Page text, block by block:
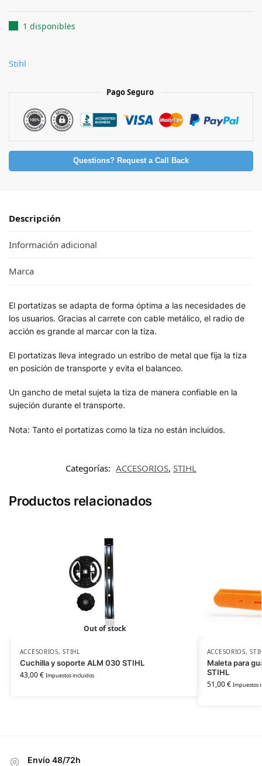
1 disponibles
Stihl
Pago Seguro
Questions? Request a Call Back
Descripción
Información adicional
Marca
El portatizas se adapta de forma óptima a las necesidades de
los usuarios. Gracias al carrete con cable metálico, el radio de
acción es grande al marcar con la tiza.
El portatizas lleva integrado un estribo de metal que fija la tiza
en posición de transporte y evita el balanceo.
Un gancho de metal sujeta la tiza de manera confiable en la
sujeción durante el transporte.
Nota: Tanto el portatizas como la tiza no están incluidos.
Categorías: ACCESORIOS, STIHL
Productos relacionados
Out of stock
ACCESORIOS,STIHL
Cuchilla y soporte ALM 030 STIHL
43,00€ Impuestos incluidos
ACCESORIOS,
Maleta para
STIHL
51,00€ Impuestos
Envío 48/72h